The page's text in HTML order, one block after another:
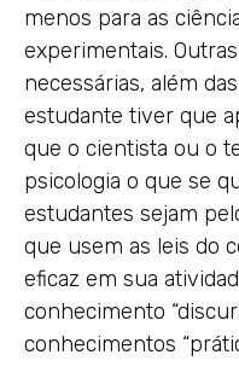
menos para as
experimentais.
necessárias, além
estudante tiver que
que o cientista ou o
psicologia o que se
estudantes sejam
que usem as leis do
eficaz em sua
conhecimento
conhecimentos